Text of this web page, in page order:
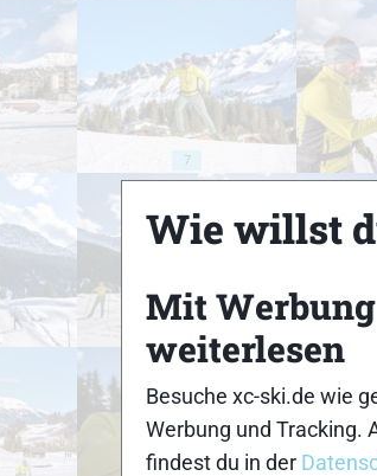
7
Wie willst
Mit Werbung
weiterlesen
Besuche xc-ski.de wie
Werbung und Tracking.
findest du in der